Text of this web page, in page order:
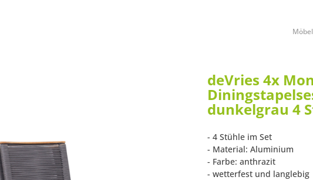
deVries 4x
dunkelgrau 4
- 4 Stühle im Set
- Material: Aluminium
- Farbe: anthrazit
- wetterfest und langlebig